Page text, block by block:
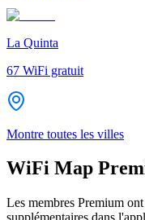
La Quinta
67 WiFi gratuit
Montre toutes les villes
WiFi Map
Les membres Premium